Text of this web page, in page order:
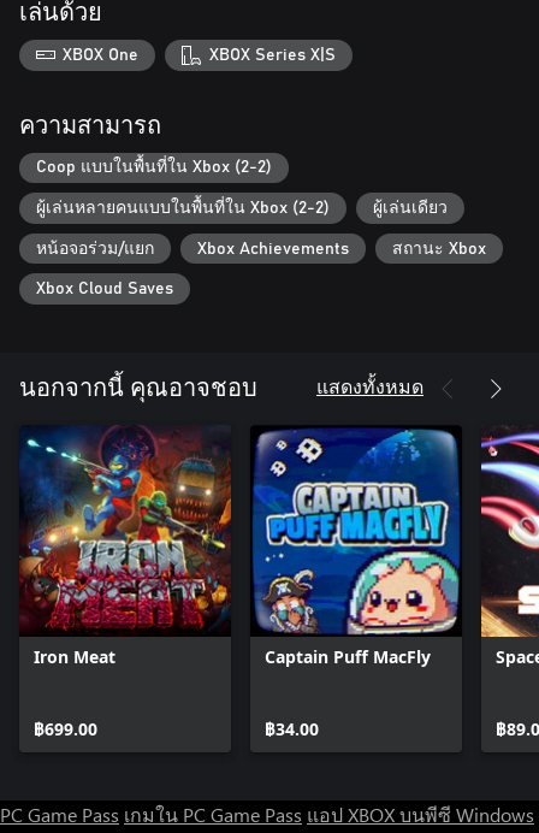
เล่นด้วย
XBOX One XBOX Series X|S
ความสามารถ
Coop แบบในพื้นที่ใน Xbox (2-2)
ผู้เล่นหลายคนแบบในพื้นที่ใน Xbox (2-2) ผู้เล่นเดียว
หน้อจอร่วม/แยก Xbox Achievements สถานะ Xbox
Xbox Cloud Saves
นอกจากนี้ คุณอาจชอบ แสดงทั้งหมด
Iron Meat
฿699.00
Captain Puff MacFly
฿34.00 ฿
PC Game Pass เกมใน PC Game Pass แอป XBOX บนพีซี Windows